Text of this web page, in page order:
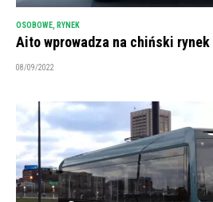
OSOBOWE RYNEK
Aito wprowadza na chiński rynek
08/09/2022